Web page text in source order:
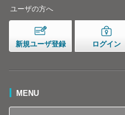
ユーザの方へ
新規ユーザ登録 ログイン
MENU